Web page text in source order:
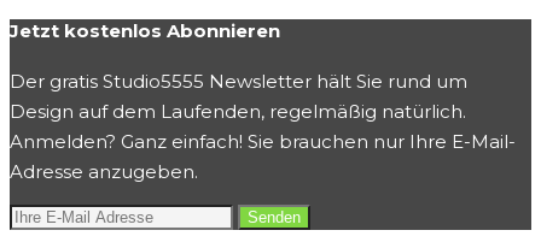
Jetzt kostenlos Abonnieren
Der gratis Studio5555 Newsletter hält Sie rund um
Design auf dem Laufenden, regelmäßig natürlich.
Anmelden? Ganz einfach! Sie brauchen nur Ihre E-Mail-
Adresse anzugeben.